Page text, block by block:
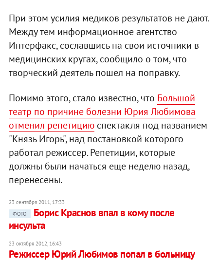
При этом усилия медиков результатов не дают.
Между тем информационное агентство
Интерфакс, сославшись на свои источники в
медицинских кругах, сообщило о том, что
творческий деятель пошел на поправку.
Помимо этого, стало известно, что Большой
театр по причине болезни Юрия Любимова
отменил репетициюспектакля под названием
"Князь Игорь", над постановкой которого
работал режиссер. Репетиции, которые
должны были начаться еще неделю назад,
перенесены.
23 сентября 2011, 17:33
ФОТО
Борис Краснов впал в кому после
инсульта
23 октября 2012, 16:43
Режиссер Юрий Любимов попал в больницу